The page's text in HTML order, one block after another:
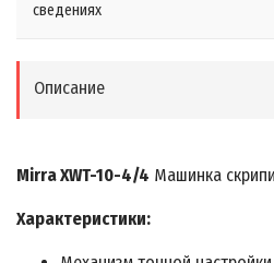
сведениях
Описание
Mirra XWT-10-4/4 Машинка
Характеристики: